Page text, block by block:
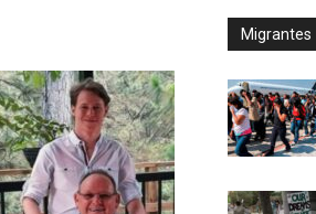
Migrantes